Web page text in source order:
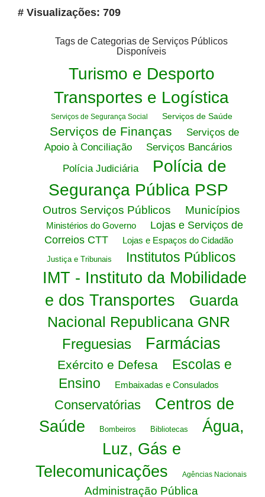
# Visualizações: 709
Tags de Categorias de Serviços Públicos
Disponíveis
Turismo e Desporto
Transportes e Logística
Serviços de Segurança Social Serviços de Saúde
Serviços de Finanças
Serviços de
Apoio à Conciliação
Serviços Bancários
Polícia Judiciária
Polícia de
Segurança Pública PSP
Outros Serviços Públicos Municípios
Ministérios do Governo
Lojas e Serviços de
Correios CTT
Lojas e Espaços do Cidadão
Justiça e Tribunais Institutos Públicos
IMT - Instituto da Mobilidade
e dos Transportes
Guarda
Nacional Republicana GNR
Freguesias Farmácias
Exército e Defesa
Escolas e
Ensino
Embaixadas e Consulados
Conservatórias
Centros de
Saúde
Bombeiros Bibliotecas
Água,
Luz, Gás e
Telecomunicações
Agências Nacionais
Administração Pública